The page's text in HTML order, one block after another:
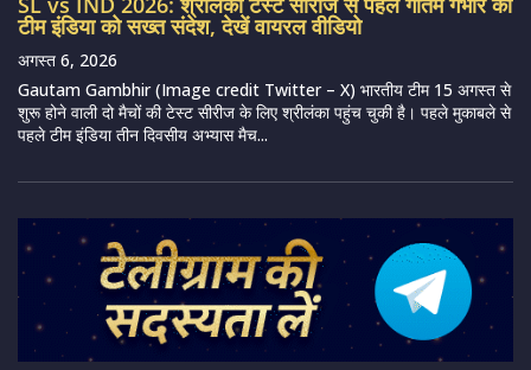
टीम इंडिया को सख्त संदेश, देखें वायरल वीडियो
अगस्त 6, 2026
Gautam Gambhir (Image credit Twitter – X) भारतीय टीम 15 अगस्त से
शुरू होने वाली दो मैचों की टेस्ट सीरीज के लिए श्रीलंका पहुंच चुकी है। पहले मुकाबले से
पहले टीम इंडिया तीन दिवसीय अभ्यास मैच...